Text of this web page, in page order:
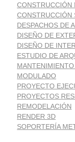
CONSTRUCCIÓN
CONSTRUCCIÓN
DESPACHOS DE
DISEÑO DE
DISEÑO DE
ESTUDIO DE
MODULADO
PROYECTO
PROYECTOS
REMODELACIÓN
RENDER 3D
SOPORTERÍA